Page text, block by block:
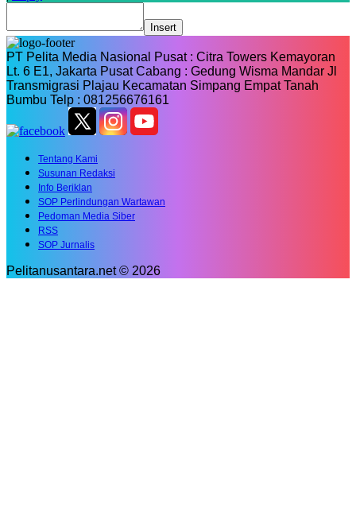
Insert
PT Pelita Media Nasional Pusat : Citra Towers Kemayoran
Lt. 6 E1, Jakarta Pusat Cabang : Gedung Wisma Mandar Jl
Transmigrasi Plajau Kecamatan Simpang Empat Tanah
Bumbu Telp : 081256676161
Tentang Kami
Susunan Redaksi
Info Beriklan
SOP Perlindungan Wartawan
Pedoman Media Siber
RSS
SOP Jurnalis
Pelitanusantara.net © 2026